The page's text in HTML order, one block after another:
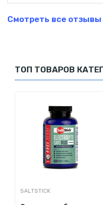
содержит 30 мг
незапрещенный
ингредиенты
Международным
прекрасно
во время поездок,
алкоголя и
уникальную
химических наук,
Рекомендации по
Смотреть все отзывы
ТОП ТОВАРОВ
SALTSTICK